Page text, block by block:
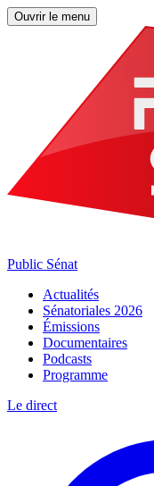
Ouvrir le menu
Public Sénat
Actualités
Sénatoriales 2026
Émissions
Documentaires
Podcasts
Programme
Le direct